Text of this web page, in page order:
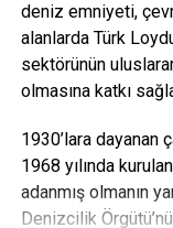
deniz emniyeti,
alanlarda Türk
sektörünün
olmasına katkı
1930’lara dayanan
1968 yılında
adanmış olmanın
Denizcilik